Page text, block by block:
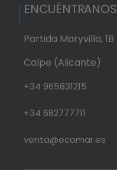
ENCUÉNTRANOS
Partida Maryvilla, 1B
Calpe (Alicante)
+34 965831215
+34 682777711
venta@ecomar.es